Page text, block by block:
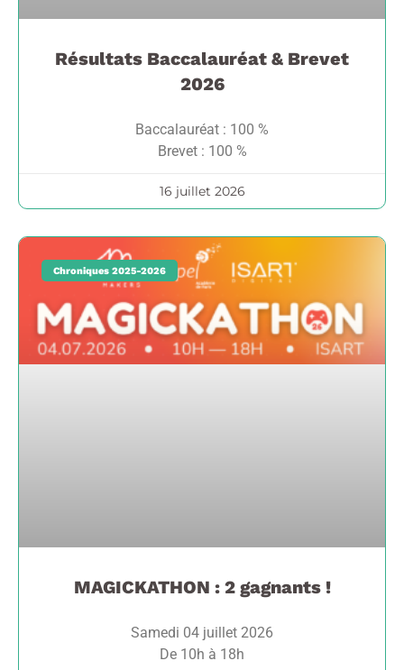
Résultats Baccalauréat & Brevet
2026
Baccalauréat : 100 %
Brevet : 100 %
16 juillet 2026
Chroniques 2025-2026
MAGICKATHON : 2 gagnants !
Samedi 04 juillet 2026
De 10h à 18h